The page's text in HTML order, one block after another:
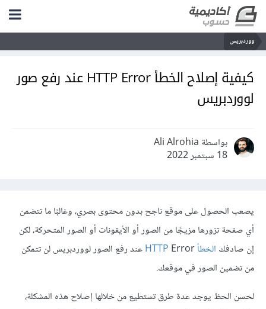
ووردبريس
كيفية إصلاح الخطأ HTTP Error عند رفع صور
لووردبريس
بواسطة Ali Alrohia
18 سبتمبر 2022
يصعب الحصول على موقع ناجح بدون محتوى بصري، وغالبًا ما تتضمن
أي صفحة تزورها مزيجًا من الصور أو الأيقونات أو الصور المتحركة، لكن
إن صادفك الخطأ HTTP
Error عند رفع الصور لووردبريس لن تتمكن
من تضمين الصور في موقعك.
لحسن الحظ يوجد عدة طرق تستطيع من خلالها إصلاح هذه المشكلة،